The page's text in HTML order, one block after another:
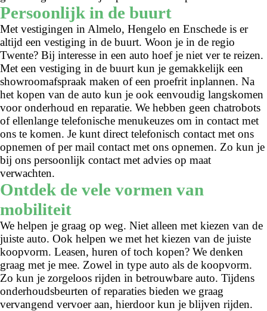
Persoonlijk in de buurt
Met vestigingen in Almelo, Hengelo en Enschede is er
altijd een vestiging in de buurt. Woon je in de regio
Twente? Bij interesse in een auto hoef je niet ver te reizen.
Met een vestiging in de buurt kun je gemakkelijk een
showroomafspraak maken of een proefrit inplannen. Na
het kopen van de auto kun je ook eenvoudig langskomen
voor onderhoud en reparatie. We hebben geen chatrobots
of ellenlange telefonische menukeuzes om in contact met
ons te komen. Je kunt direct telefonisch contact met ons
opnemen of per mail contact met ons opnemen. Zo kun je
bij ons persoonlijk contact met advies op maat
verwachten.
Ontdek de vele vormen van
mobiliteit
We helpen je graag op weg. Niet alleen met kiezen van de
juiste auto. Ook helpen we met het kiezen van de juiste
koopvorm. Leasen, huren of toch kopen? We denken
graag met je mee. Zowel in type auto als de koopvorm.
Zo kun je zorgeloos rijden in betrouwbare auto. Tijdens
onderhoudsbeurten of reparaties bieden we graag
vervangend vervoer aan, hierdoor kun je blijven rijden.